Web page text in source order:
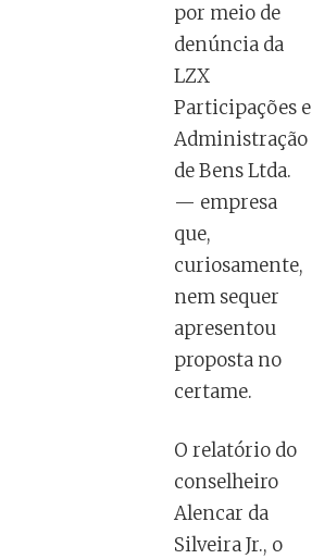
por meio de
denúncia da
LZX
Participações e
Administração
de Bens Ltda.
— empresa
que,
curiosamente,
nem sequer
apresentou
proposta no
certame.
O relatório do
conselheiro
Alencar da
Silveira Jr., o